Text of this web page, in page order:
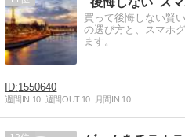
買って後悔しない賢
の選び方と、スマホ
ます。
1550640
週間IN:10 週間OUT:10 月間IN:10